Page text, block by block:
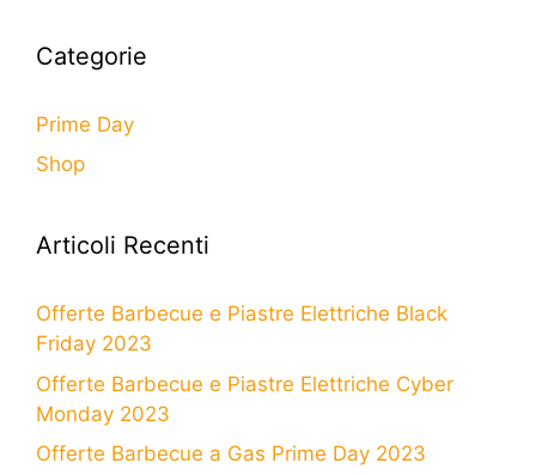
Categorie
Prime Day
Shop
Articoli Recenti
Offerte Barbecue e Piastre Elettriche Black
Friday 2023
Offerte Barbecue e Piastre Elettriche Cyber
Monday 2023
Offerte Barbecue a Gas Prime Day 2023